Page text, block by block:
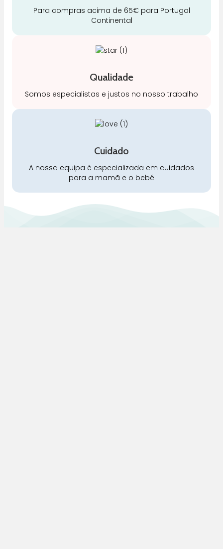
Para compras acima de 65€ para Portugal
Continental
Qualidade
Somos especialistas e justos no nosso trabalho
Cuidado
A nossa equipa é especializada em cuidados
para a mamã e o bebé